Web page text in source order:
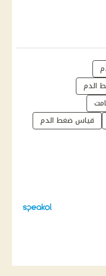
الدم
قياس ضغط الدم